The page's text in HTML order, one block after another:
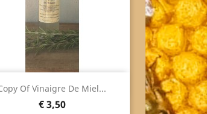
Of Vinaigre De Miel...
Prijs
€ 3,50
Snel bekijken